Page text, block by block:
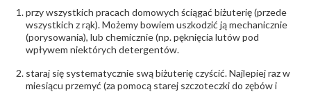
Masa
diamentów
(łącznie):
0.13 ct
Barwa:
Czystość
:
przy wszystkich pracach domowych ściągać biżuterię (przede
wszystkich z rąk). Możemy bowiem uszkodzić ją mechanicznie
(porysowania), lub chemicznie (np. pęknięcia lutów pod
wpływem niektórych detergentów.
staraj się systematycznie swą biżuterię czyścić. Najlepiej raz w
miesiącu przemyć (za pomocą starej szczoteczki do zębów i